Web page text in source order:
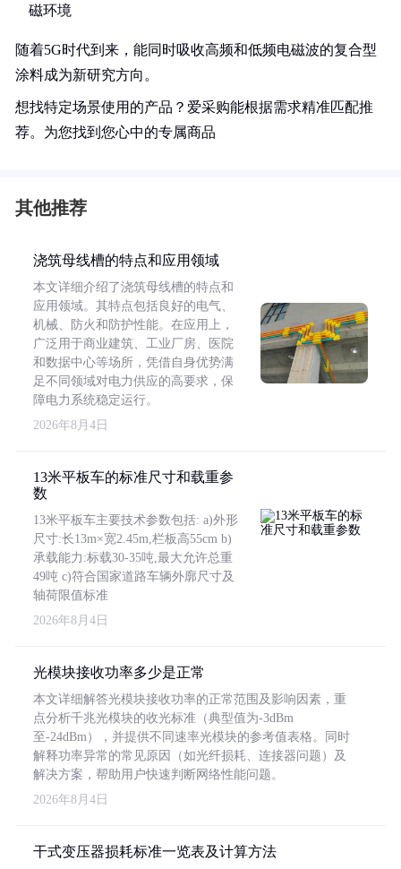
磁环境
随着5G时代到来，能同时吸收高频和低频电磁波的复合型
涂料成为新研究方向。
想找特定场景使用的产品？爱采购能根据需求精准匹配推
荐。为您找到您心中的专属商品
其他推荐
浇筑母线槽的特点和应用领域
本文详细介绍了浇筑母线槽的特点和
应用领域。其特点包括良好的电气、
机械、防火和防护性能。在应用上，
广泛用于商业建筑、工业厂房、医院
和数据中心等场所，凭借自身优势满
足不同领域对电力供应的高要求，保
障电力系统稳定运行。
2026年8月4日
13米平板车的标准尺寸和载重参
数
13米平板车主要技术参数包括: a)外形
尺寸:长13m×宽2.45m,栏板高55cm b)
承载能力:标载30-35吨,最大允许总重
49吨 c)符合国家道路车辆外廓尺寸及
轴荷限值标准
2026年8月4日
光模块接收功率多少是正常
本文详细解答光模块接收功率的正常范围及影响因素，重
点分析千兆光模块的收光标准（典型值为-3dBm
至-24dBm），并提供不同速率光模块的参考值表格。同时
解释功率异常的常见原因（如光纤损耗、连接器问题）及
解决方案，帮助用户快速判断网络性能问题。
2026年8月4日
干式变压器损耗标准一览表及计算方法